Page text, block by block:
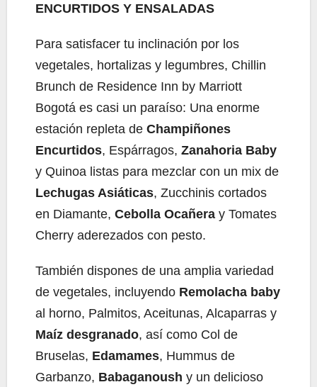
ENCURTIDOS Y ENSALADAS
Para satisfacer tu inclinación por los
vegetales, hortalizas y legumbres, Chillin
Brunch de Residence Inn by Marriott
Bogotá es casi un paraíso: Una enorme
estación repleta de Champiñones
Encurtidos, Espárragos, Zanahoria Baby
y Quinoa listas para mezclar con un mix de
Lechugas Asiáticas, Zucchinis cortados
en Diamante, Cebolla Ocañera y Tomates
Cherry aderezados con pesto.
También dispones de una amplia variedad
de vegetales, incluyendo Remolacha baby
al horno, Palmitos, Aceitunas, Alcaparras y
Maíz desgranado, así como Col de
Bruselas, Edamames, Hummus de
Garbanzo, Babaganoush y un delicioso